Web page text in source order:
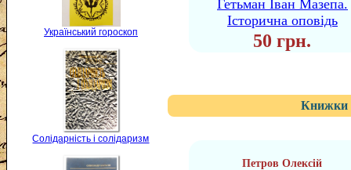
Український гороскоп
Солідарність і солідаризм
Гетьман Іван Мазепа.
Історична оповідь
50 грн.
Книжки
Петров Олексій